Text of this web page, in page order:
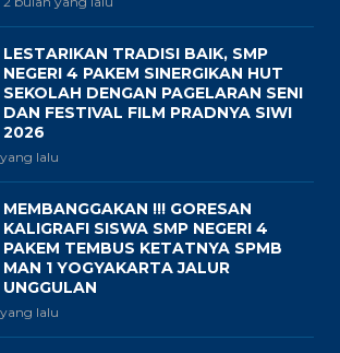
LESTARIKAN TRADISI BAIK, SMP
NEGERI 4 PAKEM SINERGIKAN HUT
SEKOLAH DENGAN PAGELARAN SENI
DAN FESTIVAL FILM PRADNYA SIWI
2026
lalu
MEMBANGGAKAN !!! GORESAN
KALIGRAFI SISWA SMP NEGERI 4
PAKEM TEMBUS KETATNYA SPMB
MAN 1 YOGYAKARTA JALUR
UNGGULAN
lalu